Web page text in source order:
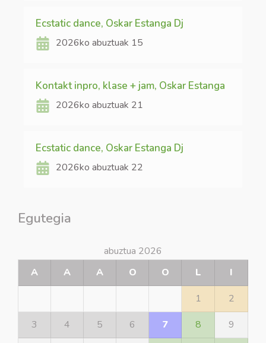
Ecstatic dance, Oskar Estanga Dj
2026ko abuztuak 15
Kontakt inpro, klase + jam, Oskar Estanga
2026ko abuztuak 21
Ecstatic dance, Oskar Estanga Dj
2026ko abuztuak 22
Egutegia
abuztua 2026
A
A A O O L
I
1
2
3
4 5 6 7 8
9